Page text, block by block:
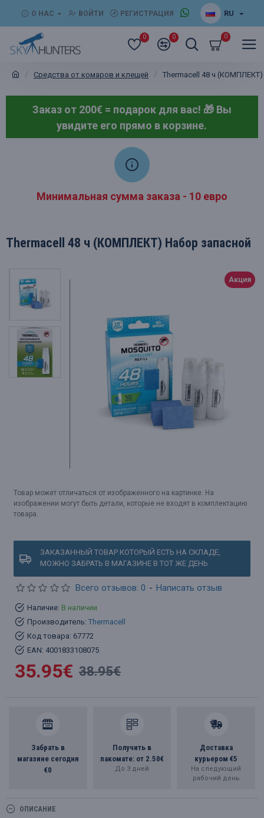
О НАС ВОЙТИ РЕГИСТРАЦИЯ RU
0 0 0
Средства от комаров и клещей Thermacell 48 ч
Заказ от 200€ = подарок для вас! 🎁 Вы
увидите его прямо в корзине.
Минимальная сумма заказа - 10 евро
Thermacell 48 ч (КОМПЛЕКТ) Набор запасной
Акция
Товар может отличаться от изображенного на картинке. На
изображении могут быть детали, которые не входят в комплектацию
товара.
ЗАКАЗАННЫЙ ТОВАР КОТОРЫЙ ЕСТЬ НА СКЛАДЕ,
МОЖНО ЗАБРАТЬ В МАГАЗИНЕ В ТОТ ЖЕ ДЕНЬ
Наличие: В наличии
Производитель: Thermacell
Код товара: 67772
EAN: 4001833108075
Всего отзывов: 0 - Написать отзыв
35.95€ 38.95€
Забрать в
магазине сегодня
€0
Получить в
пакомате: от 2.50€
До 3 дней
Доставка
курьером €5
На следующий
рабочий день
ОПИСАНИЕ